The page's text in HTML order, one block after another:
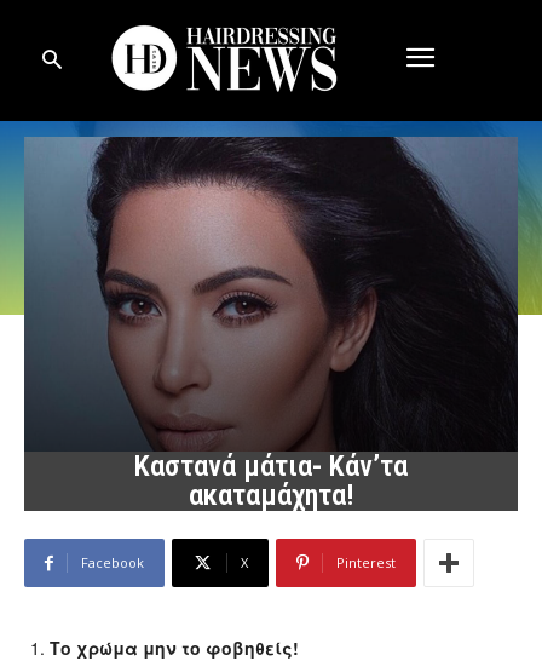
Καστανά μάτια- Κάν’τα
ακαταμάχητα!
Facebook X Pinterest
Το χρώμα μην το φοβηθείς!